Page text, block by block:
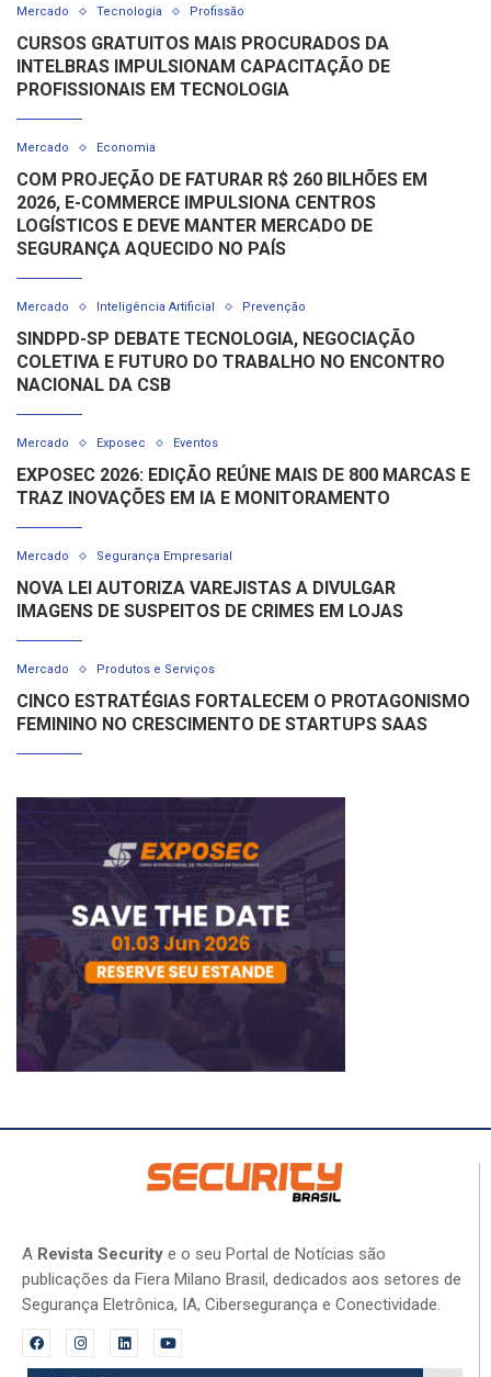
Mercado Tecnologia Profissão
CURSOS GRATUITOS MAIS PROCURADOS DA
INTELBRAS IMPULSIONAM CAPACITAÇÃO DE
PROFISSIONAIS EM TECNOLOGIA
Mercado Economia
COM PROJEÇÃO DE FATURAR R$ 260 BILHÕES EM
2026, E-COMMERCE IMPULSIONA CENTROS
LOGÍSTICOS E DEVE MANTER MERCADO DE
SEGURANÇA AQUECIDO NO PAÍS
Mercado Inteligência Artificial Prevenção
SINDPD-SP DEBATE TECNOLOGIA, NEGOCIAÇÃO
COLETIVA E FUTURO DO TRABALHO NO ENCONTRO
NACIONAL DA CSB
Mercado Exposec Eventos
EXPOSEC 2026: EDIÇÃO REÚNE MAIS DE 800 MARCAS E
TRAZ INOVAÇÕES EM IA E MONITORAMENTO
Mercado Segurança Empresarial
NOVA LEI AUTORIZA VAREJISTAS A DIVULGAR
IMAGENS DE SUSPEITOS DE CRIMES EM LOJAS
Mercado Produtos e Serviços
CINCO ESTRATÉGIAS FORTALECEM O PROTAGONISMO
FEMININO NO CRESCIMENTO DE STARTUPS SAAS
A Revista Security e o seu Portal de Notícias são
publicações da Fiera Milano Brasil, dedicados aos setores de
Segurança Eletrônica, IA, Cibersegurança e Conectividade.